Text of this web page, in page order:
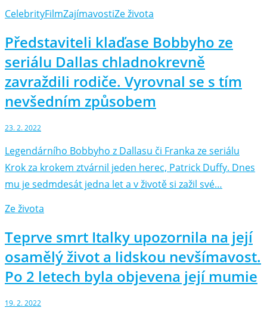
CelebrityFilmZajímavostiZe života
Představiteli klaďase Bobbyho ze
seriálu Dallas chladnokrevně
zavraždili rodiče. Vyrovnal se s tím
nevšedním způsobem
23. 2. 2022
Legendárního Bobbyho z Dallasu či Franka ze seriálu
Krok za krokem ztvárnil jeden herec, Patrick Duffy. Dnes
mu je sedmdesát jedna let a v životě si zažil své…
Ze života
Teprve smrt Italky upozornila na její
osamělý život a lidskou nevšímavost.
Po 2 letech byla objevena její mumie
19. 2. 2022